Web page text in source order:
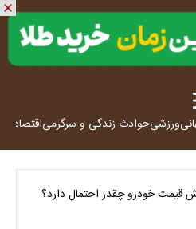
ورزشیحوادث زندگی و سرگرمیاقتصاد
قیمت خودرو چقدر احتمال دارد؟